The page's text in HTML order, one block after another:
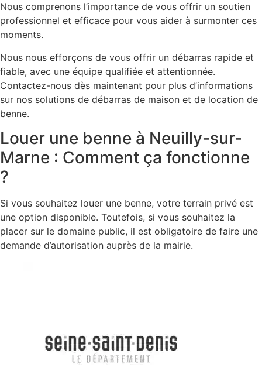
Nous comprenons l’importance de vous offrir un soutien
professionnel et efficace pour vous aider à surmonter ces
moments.
Nous nous efforçons de vous offrir un débarras rapide et
fiable, avec une équipe qualifiée et attentionnée.
Contactez-nous dès maintenant pour plus d’informations
sur nos solutions de débarras de maison et de location de
benne.
Louer une benne à Neuilly-sur-
Marne : Comment ça fonctionne
?
Si vous souhaitez louer une benne, votre terrain privé est
une option disponible. Toutefois, si vous souhaitez la
placer sur le domaine public, il est obligatoire de faire une
demande d’autorisation auprès de la mairie.